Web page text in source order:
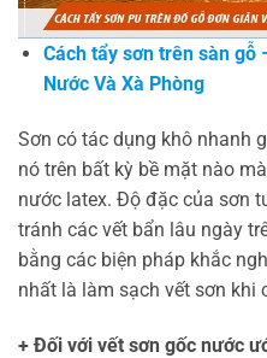
Cách tẩy sơn trên sàn gỗ
Nước Và Xà Phòng
Sơn có tác dụng khô nhanh
nó trên bất kỳ bề mặt nào
nước latex. Độ đặc của sơn
tránh các vết bẩn lâu ngày
bằng các biện pháp khắc
nhất là làm sạch vết sơn khi
+ Đối với vết sơn gốc nước